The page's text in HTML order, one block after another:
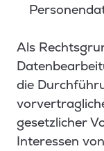
Als
die
gesetzlicher
Interessen